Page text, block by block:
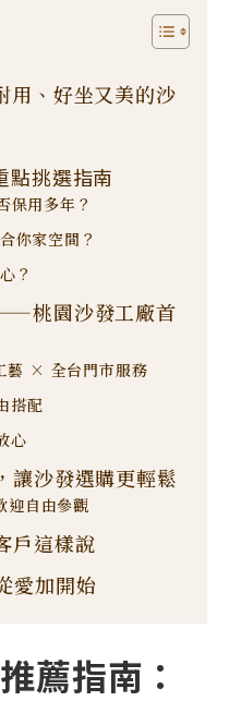
用、好坐又美的沙
點挑選指南
保用多年？
你家空間？
？
桃園沙發工廠首
× 全台門市服務
搭配
心
讓沙發選購更輕鬆
迎自由參觀
戶這樣說
愛加開始
薦指南：